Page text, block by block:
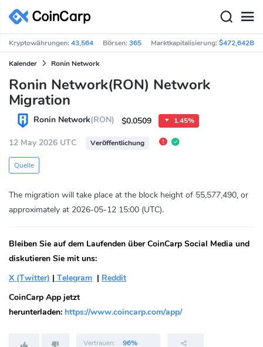
Kryptowährungen:43,564 Börsen:365 Marktkapitalisierung:$472,642B
Kalender Ronin Network
Ronin Network(RON) Network
Migration
Ronin Network(RON) $0.0509 1.45%
12 May 2026 UTC Veröffentlichung
Quelle
The migration will take place at the block height of 55,577,490, or
approximately at 2026-05-12 15:00 (UTC).
Bleiben Sie auf dem Laufenden über CoinCarp Social Media und
diskutieren Sie mit uns:
X (Twitter) | Telegram | Reddit
CoinCarp App jetzt
herunterladen: https://www.coincarp.com/app/
Vertrauen:
96%